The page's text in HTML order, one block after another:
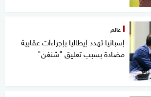
عالم
إسبانيا تهدد إيطاليا بإجراءات عقابية
مضادة بسبب تعليق "شنغن"